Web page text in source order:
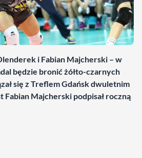
i Fabian Majcherski – w
będzie bronić żółto-czarnych
się z Treflem Gdańsk dwuletnim
Majcherski podpisał roczną